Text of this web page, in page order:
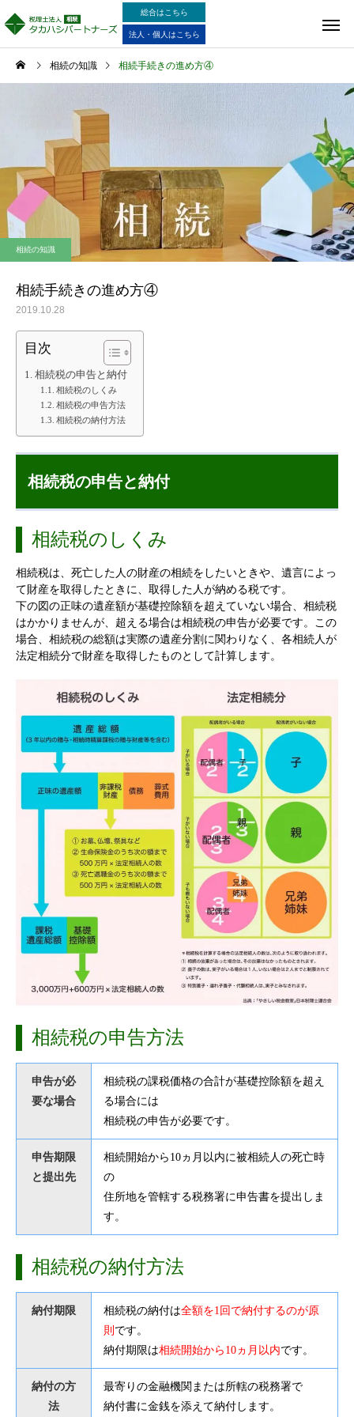
総合はこちら
法人・個人はこちら
相続の知識 相続手続きの進め方④
相続の知識
相続手続きの進め方④
2019.10.28
目次
相続税の申告と納付
相続税のしくみ
相続税の申告方法
相続税の納付方法
相続税の申告と納付
相続税のしくみ
相続税は、死亡した人の財産の相続をしたいときや、遺言によっ
て財産を取得したときに、取得した人が納める税です。
下の図の正味の遺産額が基礎控除額を超えていない場合、相続税
はかかりませんが、超える場合は相続税の申告が必要です。この
場合、相続税の総額は実際の遺産分割に関わりなく、各相続人が
法定相続分で財産を取得したものとして計算します。
相続税の申告方法
申告が必
要な場合
相続税の課税価格の合計が基礎控除額を超え
る場合には
相続税の申告が必要です。
申告期限
と提出先
相続開始から10ヵ月以内に被相続人の死亡時
の
住所地を管轄する税務署に申告書を提出しま
す。
相続税の納付方法
納付期限 相続税の納付は全額を1回で納付するのが原
則 です。
納付期限は相続開始から10ヵ月以内です。
納付の方
法
最寄りの金融機関または所轄の税務署で
納付書に金銭を添えて納付します。